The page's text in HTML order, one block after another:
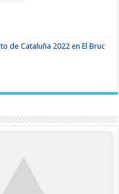
de Cataluña 2022 en El Bruc